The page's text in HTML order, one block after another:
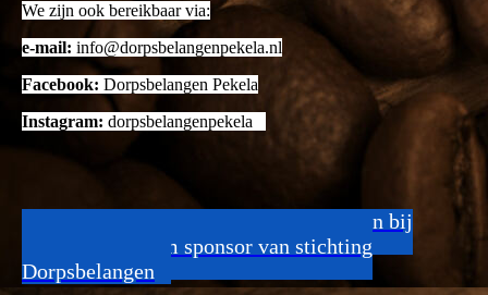
We zijn ook bereikbaar via:
e-mail: info@dorpsbelangenpekela.nl
Facebook: Dorpsbelangen Pekela
Instagram: dorpsbelangenpekela
Becker installatietechniek is betrokken bij
Pekela en daarom sponsor van stichting
Dorpsbelangen